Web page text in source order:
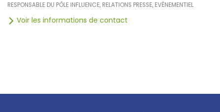
RESPONSABLE DU PÔLE INFLUENCE, RELATIONS PRESSE, EVÈNEMENTIEL
Voir les informations de contact